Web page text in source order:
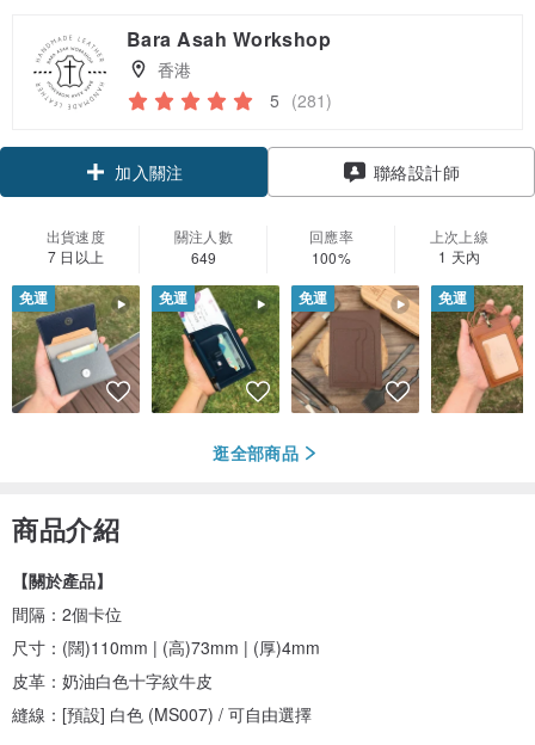
Bara Asah Workshop
香港
5 (281)
加入關注 聯絡設計師
出貨速度
7 日以上
關注人數
649
回應率
100%
上次上線
1 天內
免運 免運 免運 免運
逛全部商品
商品介紹
【關於產品】
間隔：2個卡位
尺寸：(闊)110mm | (高)73mm | (厚)4mm
皮革：奶油白色十字紋牛皮
縫線：[預設] 白色 (MS007) / 可自由選擇